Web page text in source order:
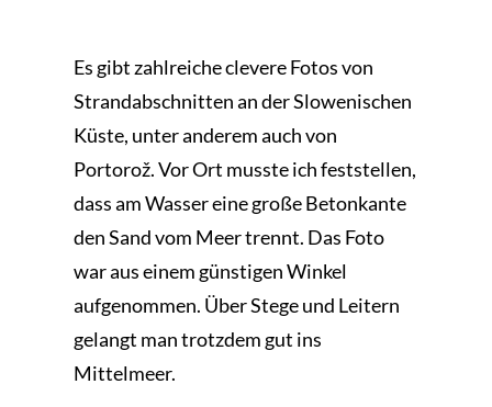
Es gibt zahlreiche clevere Fotos von
Strandabschnitten an der Slowenischen
Küste, unter anderem auch von
Portorož. Vor Ort musste ich feststellen,
dass am Wasser eine große Betonkante
den Sand vom Meer trennt. Das Foto
war aus einem günstigen Winkel
aufgenommen. Über Stege und Leitern
gelangt man trotzdem gut ins
Mittelmeer.